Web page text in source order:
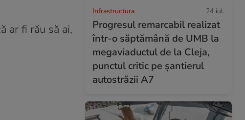
ar fi rău să ai,
Infrastructura 24 iul.
Progresul remarcabil realizat
într-o săptămână de UMB la
megaviaductul de la Cleja,
punctul critic pe șantierul
autostrăzii A7